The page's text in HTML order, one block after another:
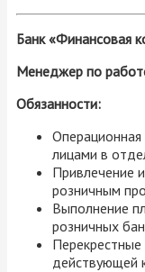
Банк «Финансовая
Менеджер по
Обязанности:
Операционная
лицами в
Привлечение
розничным
Выполнение
розничных
действующей